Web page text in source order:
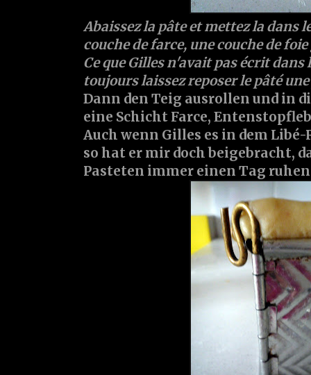
Abaissez la pâte et mettez la dans
couche de farce, une couche de
Ce que Gilles n'avait pas écrit
toujours laissez reposer le pâté
Dann den Teig ausrollen und in
eine Schicht Farce,
Auch wenn Gilles es in dem
so hat er mir doch beigebracht,
Pasteten immer einen Tag